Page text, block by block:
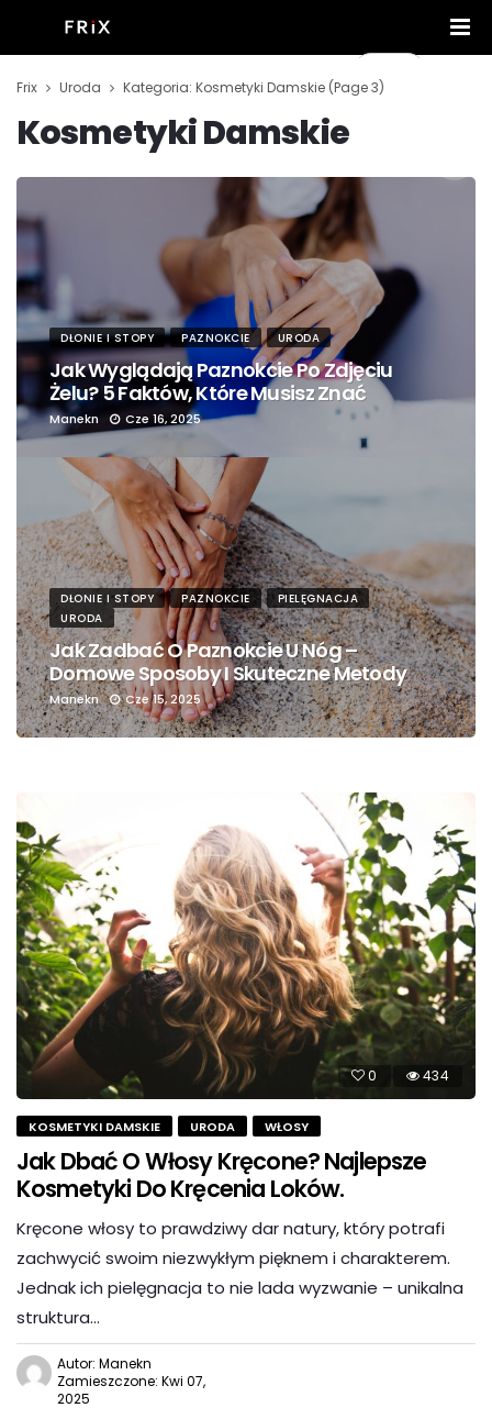
Frix Uroda Kategoria: Kosmetyki Damskie (Page 3)
Kosmetyki Damskie
DŁONIE I STOPY PAZNOKCIE URODA
Jak Wyglądają Paznokcie Po Zdjęciu
Żelu? 5 Faktów, Które Musisz Znać
Manekn Cze 16, 2025
DŁONIE I STOPY PAZNOKCIE
PIELĘGNACJA
URODA
Jak Zadbać O Paznokcie U Nóg –
Domowe Sposoby I Skuteczne Metody
Manekn Cze 15, 2025
0 434
KOSMETYKI DAMSKIE URODA WŁOSY
Jak Dbać O Włosy Kręcone? Najlepsze
Kosmetyki Do Kręcenia Loków.
Kręcone włosy to prawdziwy dar natury, który potrafi
zachwycić swoim niezwykłym pięknem i charakterem.
Jednak ich pielęgnacja to nie lada wyzwanie – unikalna
struktura…
Autor: Manekn
Zamieszczone: Kwi 07,
2025